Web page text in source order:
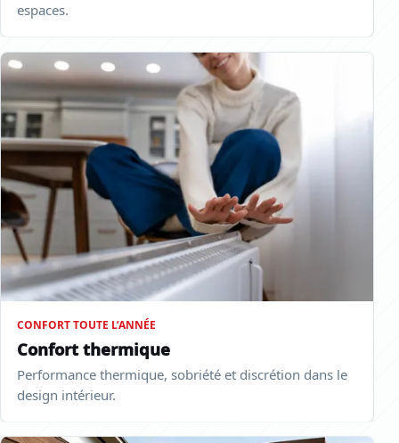
espaces.
CONFORT TOUTE L’ANNÉE
Confort thermique
Performance thermique, sobriété et discrétion dans le
design intérieur.